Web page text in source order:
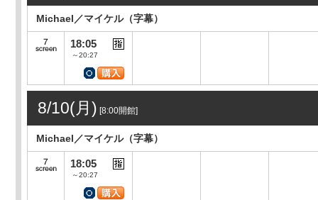
Michael／マイケル（字幕）
18:05
～20:27
8/10(月) [8:00開館]
Michael／マイケル（字幕）
18:05
～20:27